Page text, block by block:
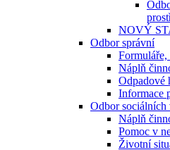
NOVÝ
Odbor správní
Náplň
Odpadové
Informace
Odbor sociálních
Náplň
Pomoc v
Životní